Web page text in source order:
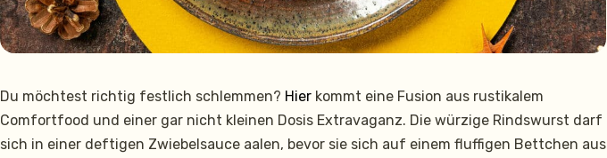
Du möchtest richtig festlich schlemmen? Hier kommt eine Fusion aus rustikalem
Comfortfood und einer gar nicht kleinen Dosis Extravaganz. Die würzige Rindswurst darf
sich in einer deftigen Zwiebelsauce aalen, bevor sie sich auf einem fluffigen Bettchen aus